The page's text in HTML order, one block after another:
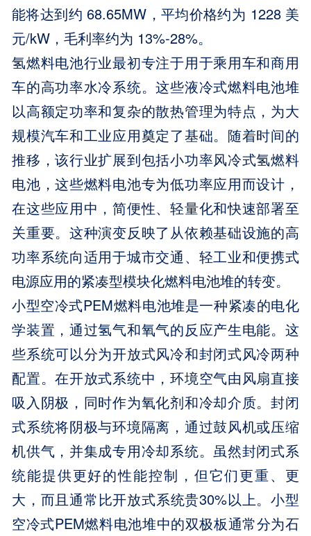
能将达到约 68.65MW，平均价格约为 1228 美
元/kW，毛利率约为 13%-28%。
氢燃料电池行业最初专注于用于乘用车和商用
车的高功率水冷系统。这些液冷式燃料电池堆
以高额定功率和复杂的散热管理为特点，为大
规模汽车和工业应用奠定了基础。随着时间的
推移，该行业扩展到包括小功率风冷式氢燃料
电池，这些燃料电池专为低功率应用而设计，
在这些应用中，简便性、轻量化和快速部署至
关重要。这种演变反映了从依赖基础设施的高
功率系统向适用于城市交通、轻工业和便携式
电源应用的紧凑型模块化燃料电池堆的转变。
小型空冷式PEM燃料电池堆是一种紧凑的电化
学装置，通过氢气和氧气的反应产生电能。这
些系统可以分为开放式风冷和封闭式风冷两种
配置。在开放式系统中，环境空气由风扇直接
吸入阴极，同时作为氧化剂和冷却介质。封闭
式系统将阴极与环境隔离，通过鼓风机或压缩
机供气，并集成专用冷却系统。虽然封闭式系
统能提供更好的性能控制，但它们更重、更
大，而且通常比开放式系统贵30%以上。小型
空冷式PEM燃料电池堆中的双极板通常分为石